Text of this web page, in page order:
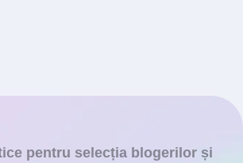
pentru selecția blogerilor și